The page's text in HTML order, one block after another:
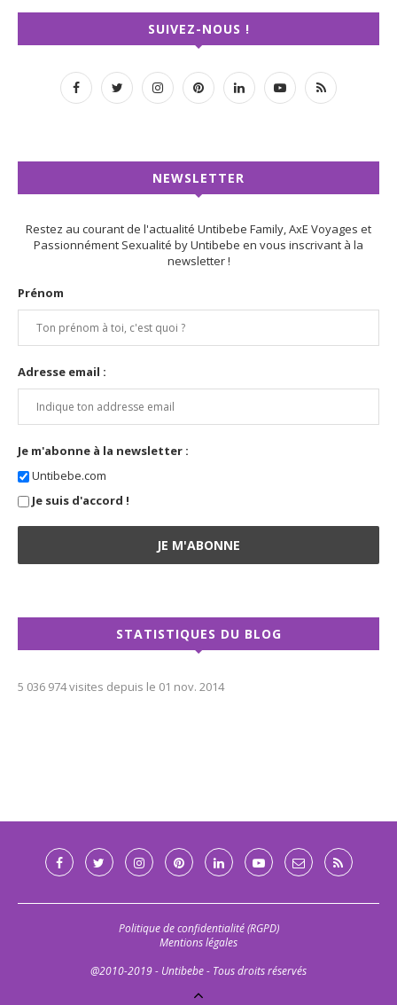
SUIVEZ-NOUS !
NEWSLETTER
Restez au courant de l'actualité Untibebe Family, AxE Voyages et
Passionnément Sexualité by Untibebe en vous inscrivant à la
newsletter !
Prénom
Adresse email :
Je m'abonne à la newsletter :
Untibebe.com
Je suis d'accord !
STATISTIQUES DU BLOG
5 036 974 visites depuis le 01 nov. 2014
Politique de confidentialité (RGPD)
Mentions légales
@2010-2019 - Untibebe - Tous droits réservés